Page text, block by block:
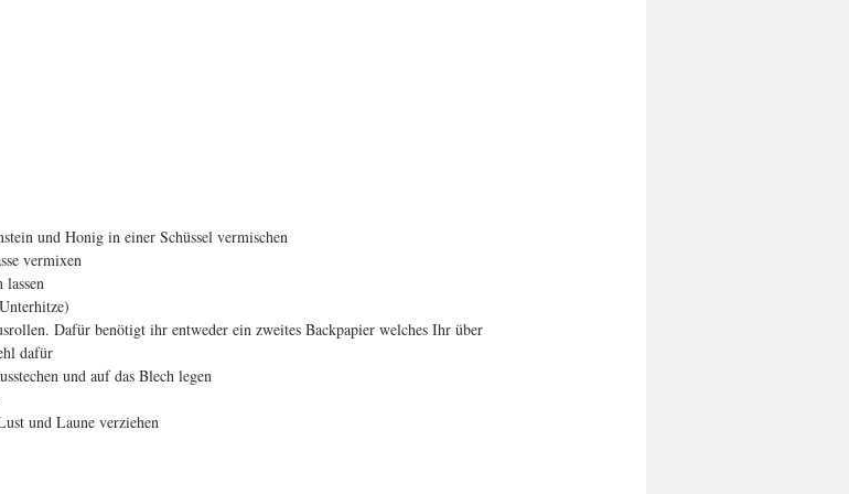
und Honig in einer Schüssel vermischen
vermixen
Dafür benötigt ihr entweder ein zweites Backpapier welches Ihr über
dafür
und auf das Blech legen
und Laune verziehen